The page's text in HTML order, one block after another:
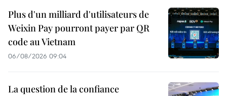
Plus d'un milliard d'utilisateurs de
Weixin Pay pourront payer par QR
code au Vietnam
06/08/2026 09:04
La question de la confiance